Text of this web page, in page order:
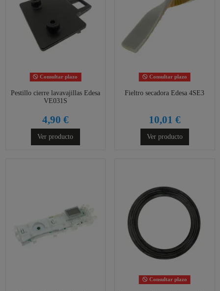
Consultar plazo
Pestillo cierre lavavajillas Edesa
VE031S
4,90 €
Ver producto
Consultar plazo
Fieltro secadora Edesa 4SE3
10,01 €
Ver producto
Consultar plazo